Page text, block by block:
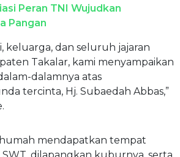
Peran TNI Wujudkan
Pangan
keluarga, dan seluruh jajaran
Takalar, kami menyampaikan
dalamnya atas
tercinta, Hj. Subaedah Abbas,”
mendapatkan tempat
SWT, dilapangkan kuburnya, serta